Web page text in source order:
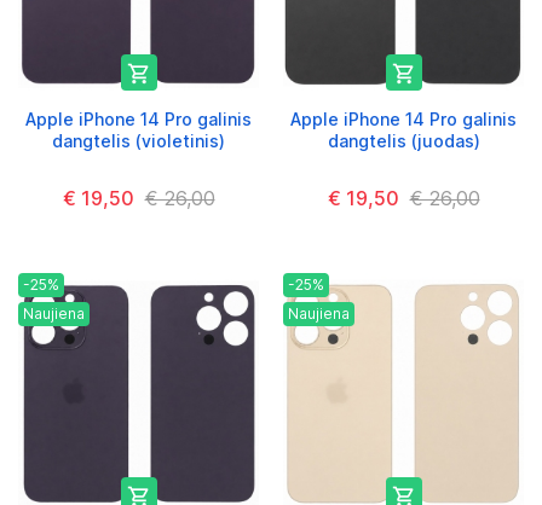

Apple iPhone 14 Pro galinis
dangtelis (violetinis)
€ 19,50 € 26,00

Apple iPhone 14 Pro galinis
dangtelis (juodas)
€ 19,50 € 26,00
-25%
Naujiena

-25%
Naujiena
